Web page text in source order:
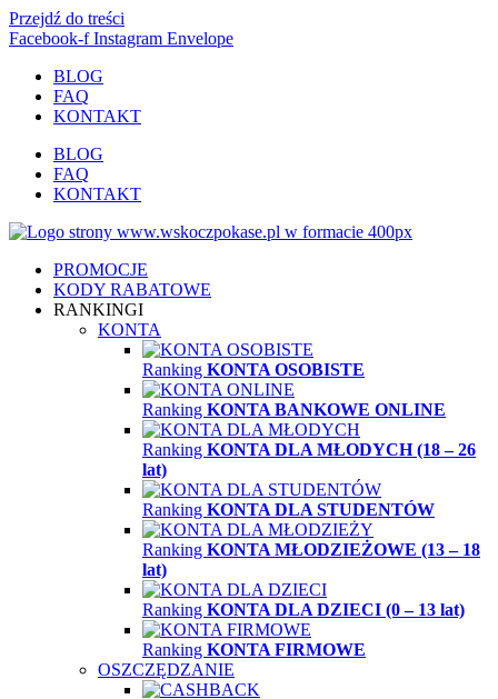
Przejdź do treści
Facebook-f Instagram Envelope
BLOG
FAQ
KONTAKT
BLOG
FAQ
KONTAKT
PROMOCJE
KODY RABATOWE
RANKINGI
KONTA
Ranking KONTA OSOBISTE
Ranking KONTA BANKOWE ONLINE
Ranking KONTA DLA MŁODYCH (18 – 26
lat)
Ranking KONTA DLA STUDENTÓW
Ranking KONTA MŁODZIEŻOWE (13 – 18
lat)
Ranking KONTA DLA DZIECI (0 – 13 lat)
Ranking KONTA FIRMOWE
OSZCZĘDZANIE